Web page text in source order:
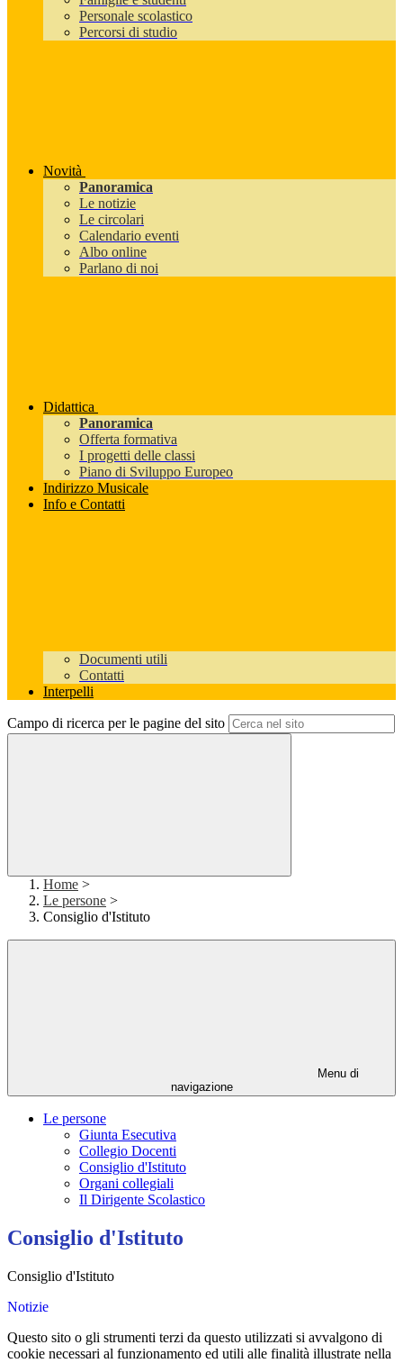
Personale scolastico
Percorsi di studio
Novità
Panoramica
Le notizie
Le circolari
Calendario eventi
Albo online
Parlano di noi
Didattica
Panoramica
Offerta formativa
I progetti delle classi
Piano di Sviluppo Europeo
Indirizzo Musicale
Info e Contatti
Documenti utili
Contatti
Interpelli
Campo di ricerca per le pagine del sito
Home >
Le persone >
Consiglio d'Istituto
Menu di
navigazione
Le persone
Giunta Esecutiva
Collegio Docenti
Consiglio d'Istituto
Organi collegiali
Il Dirigente Scolastico
Consiglio d'Istituto
Consiglio d'Istituto
Notizie
Questo sito o gli strumenti terzi da questo utilizzati si avvalgono di
cookie necessari al funzionamento ed utili alle finalità illustrate nella